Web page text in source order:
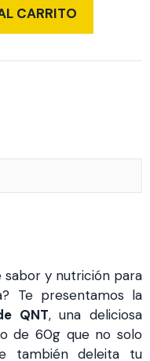
CARRITO
sabor y nutrición para
Te presentamos la
QNT, una deliciosa
de 60g que no solo
también deleita tu